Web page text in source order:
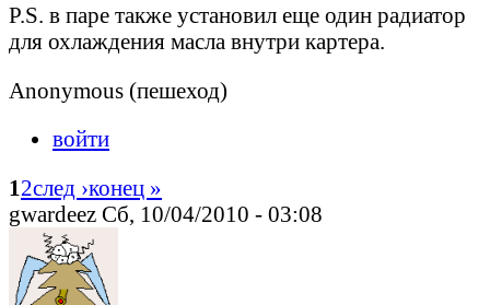
P.S. в паре также установил еще один радиатор
для охлаждения масла внутри картера.
Anonymous (пешеход)
войти
12след ›конец »
gwardeez Сб, 10/04/2010 - 03:08